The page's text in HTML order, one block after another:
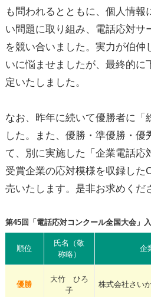
も問われるとともに、個人情報
い問題に取り組み、電話応対サ
を競い合いました。実力が伯仲
いに悩ませましたが、最終的に
定いたしました。
なお、昨年に続いて優勝者に「
した。また、優勝・準優勝・優
て、別に実施した「企業電話応
受賞企業の応対模様を収録した
売いたします。是非お求めくだ
第45回「電話応対コンクール全国大会」
順位
氏名（敬
称略）
企
優勝
大竹 ひろ
子
株式会社さい